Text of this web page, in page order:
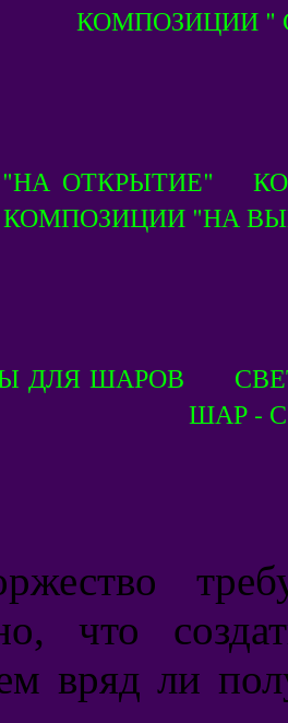
КОМПОЗИЦИИ "
"НА ОТКРЫТИЕ"
"НА
ДЛЯ ШАРОВ
ШАР -
что
вряд ли